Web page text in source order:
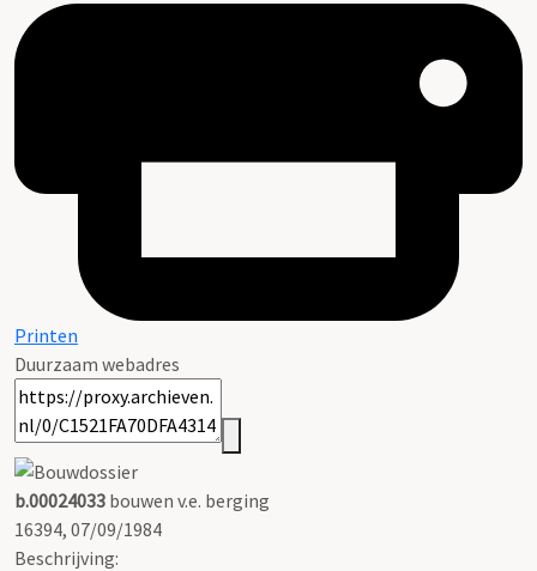
Printen
Duurzaam webadres
b.00024033 bouwen v.e. berging
16394, 07/09/1984
Beschrijving: